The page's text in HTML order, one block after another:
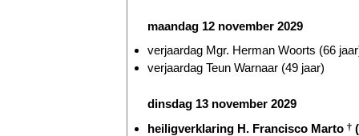
maandag 12 november 2029
verjaardag Mgr. Herman Woorts (66
verjaardag Teun Warnaar (49 jaar)
dinsdag 13 november 2029
heiligverklaring H. Francisco Marto †